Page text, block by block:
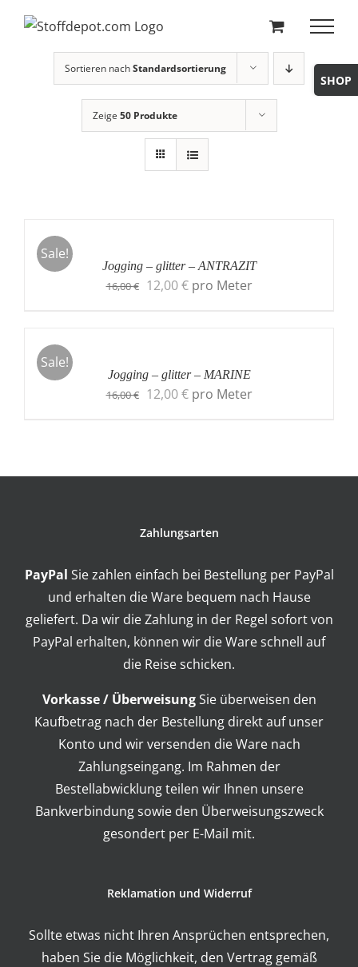
Sortieren nachStandardsortierung
Zeige 50 Produkte
Sale!
Jogging – glitter – ANTRAZIT
16,00€ Original
12,00€Current
pro Meter
Sale!
Jogging – glitter – MARINE
16,00€ Original
12,00€Current
pro Meter
Zahlungsarten
PayPal Sie zahlen einfach bei Bestellung per PayPal
und erhalten die Ware bequem nach Hause
geliefert. Da wir die Zahlung in der Regel sofort von
PayPal erhalten, können wir die Ware schnell auf
die Reise schicken.
Vorkasse / ÜberweisungSie überweisen den
Kaufbetrag nach der Bestellung direkt auf unser
Konto und wir versenden die Ware nach
Zahlungseingang. Im Rahmen der
Bestellabwicklung teilen wir Ihnen unsere
Bankverbindung sowie den Überweisungszweck
gesondert per E-Mail mit.
Reklamation und Widerruf
Sollte etwas nicht Ihren Ansprüchen entsprechen,
haben Sie die Möglichkeit, den Vertrag gemäß
Toggle
Sliding